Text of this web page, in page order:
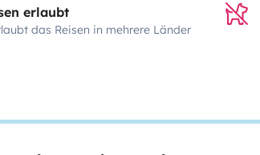
erlaubt
das Reisen in mehrere Länder